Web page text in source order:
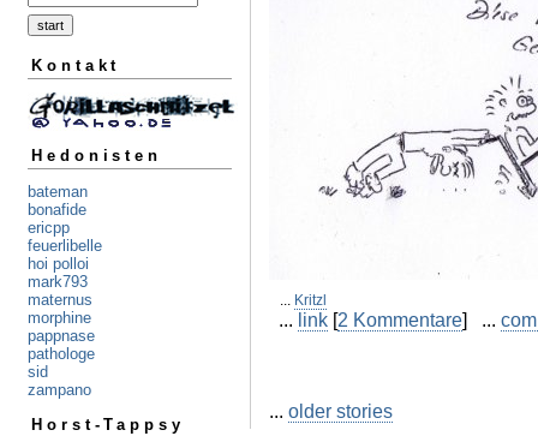
Kontakt
Hedonisten
bateman
bonafide
ericpp
feuerlibelle
hoi polloi
mark793
maternus
morphine
pappnase
pathologe
sid
zampano
Horst-Tappsy
... Kritzl
... link [2 Kommentare] ...
... older stories